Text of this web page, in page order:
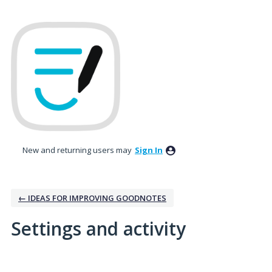
New and returning users may Sign In
← IDEAS FOR IMPROVING GOODNOTES
Settings and activity